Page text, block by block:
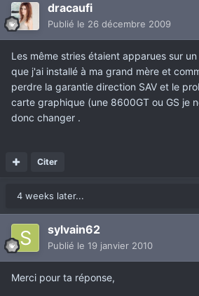
dracaufi
Publié le 26 décembre 2009
Les même stries étaient apparues sur
que j'ai installé à ma grand mère et
perdre la garantie direction SAV et le
carte graphique (une 8600GT ou GS je
donc changer .
Citer
4 weeks later...
sylvain62
Publié le 19 janvier 2010
Merci pour ta réponse,